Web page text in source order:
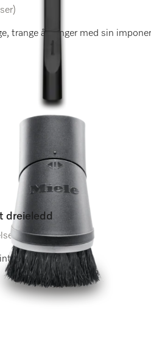
trange åpninger med sin
dreieledd
overflater.